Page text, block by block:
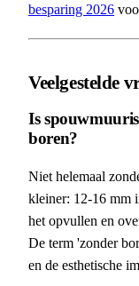
besparing 2026
Veelgestelde
Is
boren?
Niet helemaal
kleiner: 12-16 mm
het opvullen en
De term 'zonder
en de esthetische